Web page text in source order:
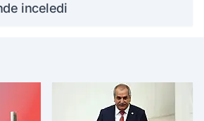
inceledi